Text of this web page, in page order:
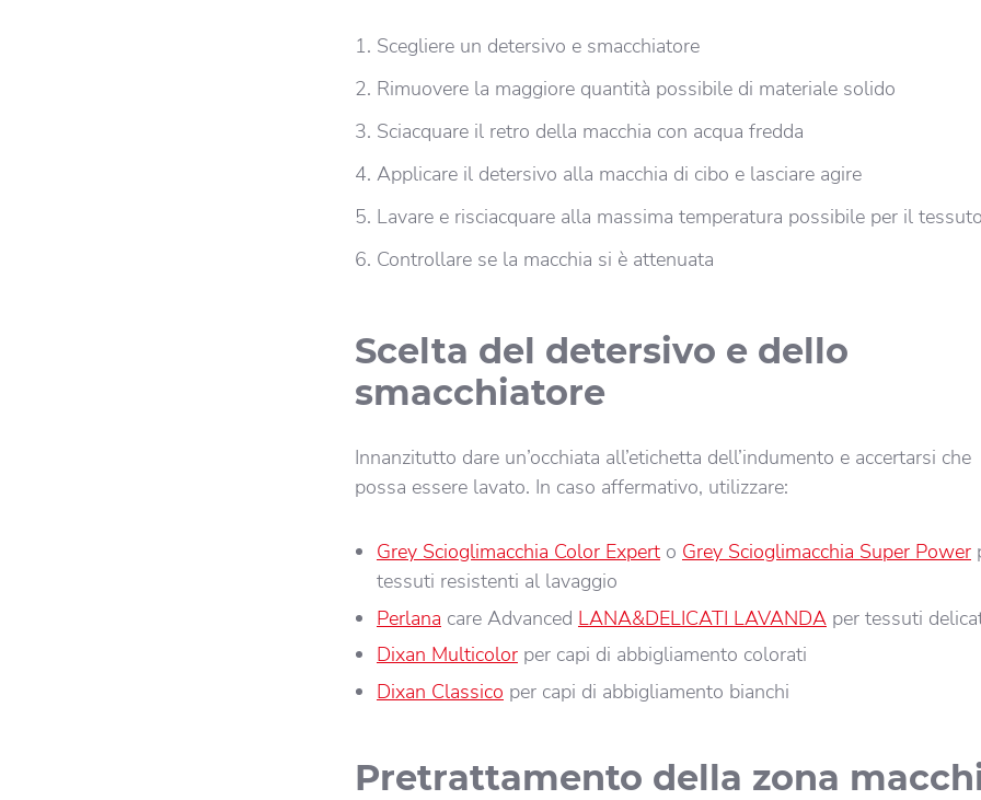
Scegliere un detersivo e smacchiatore
Rimuovere la maggiore quantità possibile di materiale solido
Sciacquare il retro della macchia con acqua fredda
Applicare il detersivo alla macchia di cibo e lasciare agire
Lavare e risciacquare alla massima temperatura possibile per il
Controllare se la macchia si è attenuata
Scelta del detersivo e dello
smacchiatore
Innanzitutto dare un’occhiata all’etichetta dell’indumento e accertarsi che
possa essere lavato. In caso affermativo, utilizzare:
Grey Scioglimacchia Color Experto Grey Scioglimacchia Super Power
tessuti resistenti al lavaggio
Perlana care Advanced LANA&DELICATI LAVANDAper tessuti
Dixan Multicolorper capi di abbigliamento colorati
Dixan Classico per capi di abbigliamento bianchi
Pretrattamento della zona